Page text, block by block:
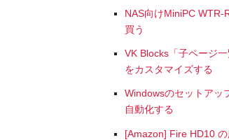
NAS向けMiniPC WTR-
買う
VK Blocks「子ページ一
をカスタマイズする
Windowsのセットアッ
自動化する
[Amazon] Fire HD10